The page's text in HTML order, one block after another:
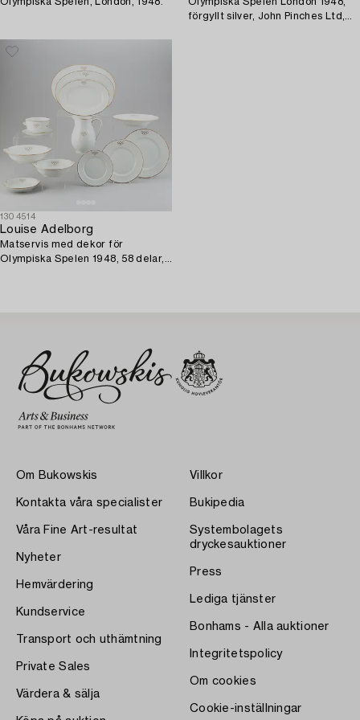
förgyllt silver, John Pinches Ltd,
1304514
Louise Adelborg
Matservis med dekor för
Olympiska Spelen 1948, 58 delar,
Om Bukowskis
Kontakta våra specialister
Våra Fine Art-resultat
Nyheter
Hemvärdering
Kundservice
Transport och uthämtning
Private Sales
Värdera & sälja
Villkor
Bukipedia
Systembolagets
dryckesauktioner
Press
Lediga tjänster
Bonhams - Alla auktioner
Integritetspolicy
Om cookies
Cookie-inställningar